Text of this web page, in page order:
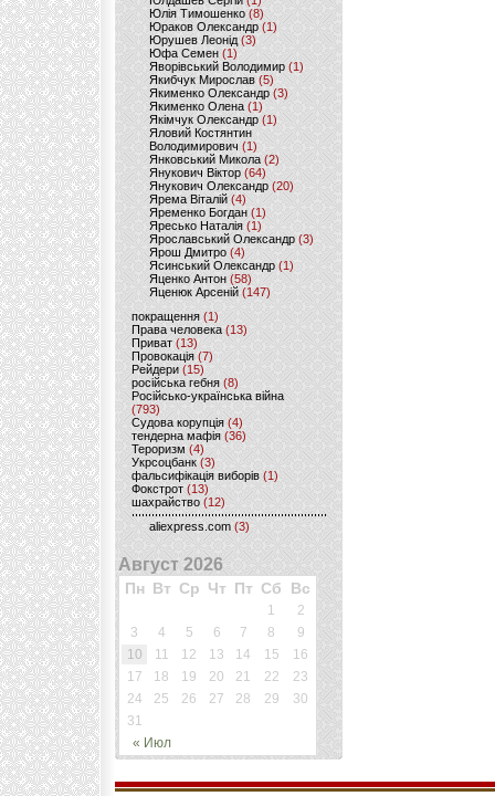
Юлія Тимошенко (8)
Юраков Олександр (1)
Юрушев Леонід (3)
Юфа Семен (1)
Яворівський Володимир (1)
Якибчук Мирослав (5)
Якименко Олександр (3)
Якименко Олена(1)
Якімчук Олександр (1)
Яловий Костянтин
Володимирович (1)
Янковський Микола(2)
Янукович Віктор (64)
Янукович Олександр(20)
Ярема Віталій(4)
Яременко Богдан(1)
Яресько Наталія(1)
Ярославський Олександр (3)
Ярош Дмитро (4)
Ясинський Олександр (1)
Яценко Антон(58)
Яценюк Арсеній (147)
покращення (1)
Права человека(13)
Приват (13)
Провокація (7)
Рейдери (15)
російська гебня (8)
Російсько-українська війна
(793)
Судова корупція (4)
тендерна мафія (36)
Тероризм (4)
Укрсоцбанк (3)
фальсифікація виборів (1)
Фокстрот(13)
шахрайство (12)
aliexpress.com (3)
Август 2026
Пн Вт Ср Чт Пт Сб Вс
« Июл
1
2
3
4 5 6 7 8
9
10
11 12 13 14 15
16
17
18 19 20 21 22
23
24
25 26 27 28 29
30
31